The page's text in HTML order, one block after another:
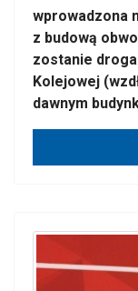
wprowadzona
z budową
zostanie
Kolejowej
dawnym